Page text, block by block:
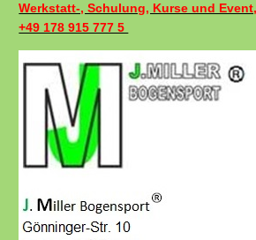
Werkstatt-, Schulung, Kurse und
+49 178 915 777 5